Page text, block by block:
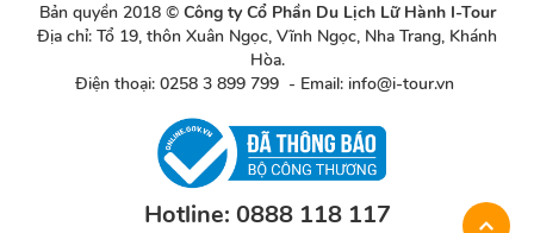
Bản quyền 2018 © Công ty Cổ Phần Du Lịch Lữ Hành I-Tour
Địa chỉ: Tổ 19, thôn Xuân Ngọc, Vĩnh Ngọc, Nha Trang, Khánh
Hòa.
Điện thoại: 0258 3 899 799 - Email: info@i-tour.vn
Hotline: 0888 118 117